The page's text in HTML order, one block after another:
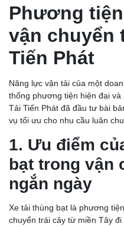
Phương
vận chuyển
Tiến Phát
Năng lực vận tải của một
thống phương tiện hiện đại
Tải Tiến Phát đã đầu tư bài
vụ tối ưu cho nhu cầu luân
1. Ưu điểm
bạt trong vận
ngắn ngày
Xe tải thùng bạt là phương
chuyển trái cây từ miền Tây